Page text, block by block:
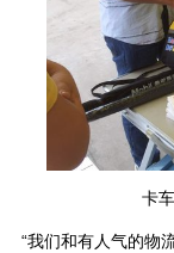
卡
“我们和有人气的物